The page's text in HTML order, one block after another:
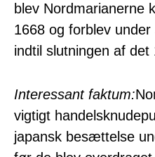
blev Nordmarianerne
1668 og forblev
indtil slutningen af det
Interessant faktum:
vigtigt
japansk besættelse